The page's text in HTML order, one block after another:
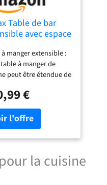
Table de bar
avec espace
avec roulettes,
armoire de
tiroirs,
à épices,
de cuisine,
de bar pour salle
manger extensible :
à manger de
peut être étendue de
d'utilisation : table
table à
et îlot de travail. Il
plié pour
de l'espace et
de famille ou les
conviviaux
€
la cuisine